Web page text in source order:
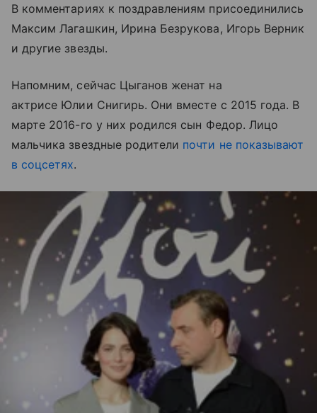
В комментариях к поздравлениям присоединились
Максим Лагашкин, Ирина Безрукова, Игорь Верник
и другие звезды.
Напомним, сейчас Цыганов женат на
актрисе Юлии Снигирь. Они вместе с 2015 года. В
марте 2016-го у них родился сын Федор. Лицо
мальчика звездные родители почти не показывают
в соцсетях.